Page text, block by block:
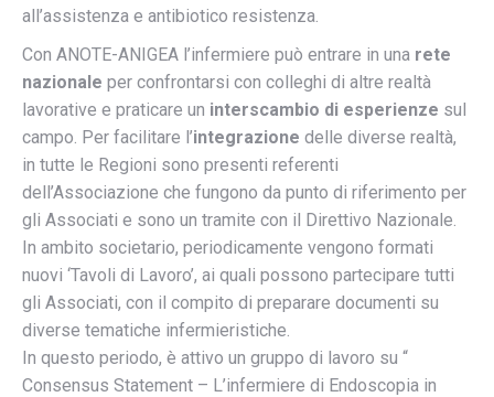
all’assistenza e antibiotico resistenza.
Con ANOTE-ANIGEA l’infermiere può entrare in una rete
nazionale per confrontarsi con colleghi di altre realtà
lavorative e praticare un interscambio di esperienze sul
campo. Per facilitare l’integrazione delle diverse realtà,
in tutte le Regioni sono presenti referenti
dell’Associazione che fungono da punto di riferimento per
gli Associati e sono un tramite con il Direttivo Nazionale.
In ambito societario, periodicamente vengono formati
nuovi ‘Tavoli di Lavoro’, ai quali possono partecipare tutti
gli Associati, con il compito di preparare documenti su
diverse tematiche infermieristiche.
In questo periodo, è attivo un gruppo di lavoro su “
Consensus Statement – L’infermiere di Endoscopia in